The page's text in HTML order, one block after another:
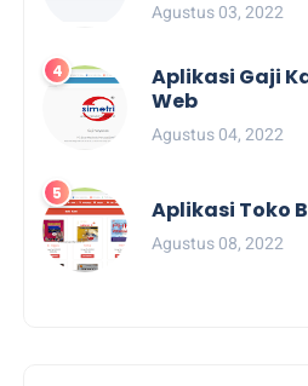
Agustus 03, 2022
Aplikasi Gaji
Web
Agustus 04, 2022
Aplikasi Toko
Agustus 08, 2022